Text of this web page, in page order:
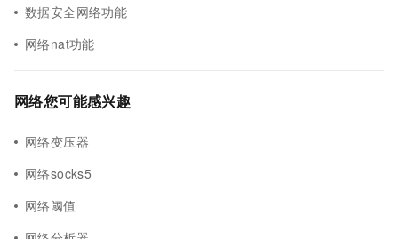
数据安全网络功能
网络nat功能
网络您可能感兴趣
网络变压器
网络socks5
网络阈值